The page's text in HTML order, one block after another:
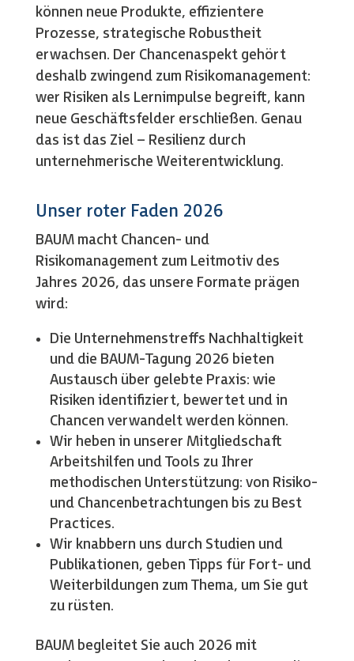
können neue Produkte, effizientere
Prozesse, strategische Robustheit
erwachsen. Der Chancenaspekt gehört
deshalb zwingend zum Risikomanagement:
wer Risiken als Lernimpulse begreift, kann
neue Geschäftsfelder erschließen. Genau
das ist das Ziel – Resilienz durch
unternehmerische Weiterentwicklung.
Unser roter Faden 2026
BAUM macht Chancen- und
Risikomanagement zum Leitmotiv des
Jahres 2026, das unsere Formate prägen
wird:
Die Unternehmenstreffs Nachhaltigkeit
und die BAUM-Tagung 2026 bieten
Austausch über gelebte Praxis: wie
Risiken identifiziert, bewertet und in
Chancen verwandelt werden können.
Wir heben in unserer Mitgliedschaft
Arbeitshilfen und Tools zu Ihrer
methodischen Unterstützung: von Risiko-
und Chancenbetrachtungen bis zu Best
Practices.
Wir knabbern uns durch Studien und
Publikationen, geben Tipps für Fort- und
Weiterbildungen zum Thema, um Sie gut
zu rüsten.
BAUM begleitet Sie auch 2026 mit